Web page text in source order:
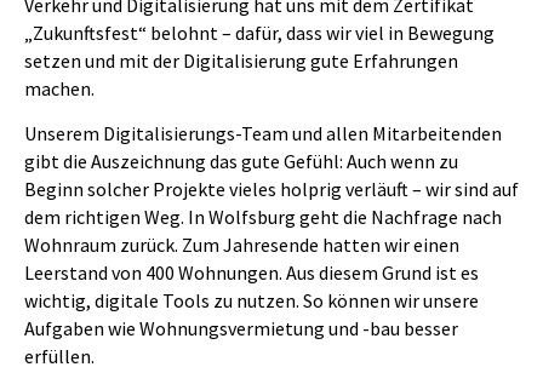
„Zukunftsfest“ belohnt – dafür, dass wir viel in Bewegung
setzen und mit der Digitalisierung gute Erfahrungen
machen.
Unserem Digitalisierungs-Team und allen Mitarbeitenden
gibt die Auszeichnung das gute Gefühl: Auch wenn zu
Beginn solcher Projekte vieles holprig verläuft – wir sind auf
dem richtigen Weg. In Wolfsburg geht die Nachfrage nach
Wohnraum zurück. Zum Jahresende hatten wir einen
Leerstand von 400 Wohnungen. Aus diesem Grund ist es
wichtig, digitale Tools zu nutzen. So können wir unsere
Aufgaben wie Wohnungsvermietung und -bau besser
erfüllen.